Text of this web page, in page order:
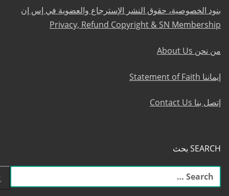
بنود الخصوصية، حقوق النشر الإسترجاع والعضوية في إس إن
Privacy, Refund Copyright & SN Membership
من نحن About Us
إيماننا Statement of Faith
إتصل بنا Contact Us
SEARCH بحث
البحث
عن: